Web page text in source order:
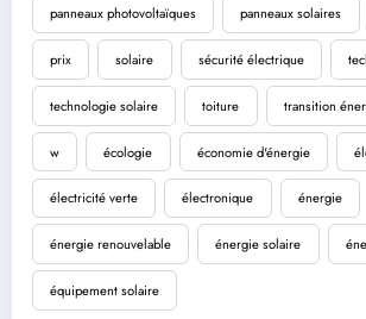
panneaux photovoltaïques panneaux solaires
prix solaire sécurité électrique
technologie solaire toiture transition
w écologie économie d'énergie
électricité verte électronique énergie
énergie renouvelable énergie solaire
équipement solaire